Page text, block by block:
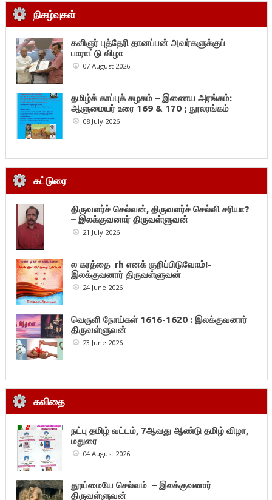
நிகழ்வுகள்
கவிஞர் புத்தேரி தானப்பன் அவர்களுக்குப்
பாராட்டு விழா
07 August 2026
தமிழ்க் காப்புக் கழகம் – இணைய அரங்கம்:
ஆளுமையர் உரை 169 & 170 ; நூலரங்கம்
08 July 2026
கட்டுரை
திருவளர்ச் செல்வன், திருவளர்ச் செல்வி சரியா?
– இலக்குவனார் திருவள்ளுவன்
21 July 2026
ல கரத்தை rh எனக் குறிப்பிடுவோம்!-
இலக்குவனார் திருவள்ளுவன்
24 June 2026
வெருளி நோய்கள் 1616-1620 : இலக்குவனார்
திருவள்ளுவன்
23 June 2026
கவிதை
நட்பு தமிழ் வட்டம், 7ஆவது ஆண்டு தமிழ் விழா,
மதுரை
04 August 2026
தூய்மையே செல்வம் – இலக்குவனார்
திருவள்ளுவன்